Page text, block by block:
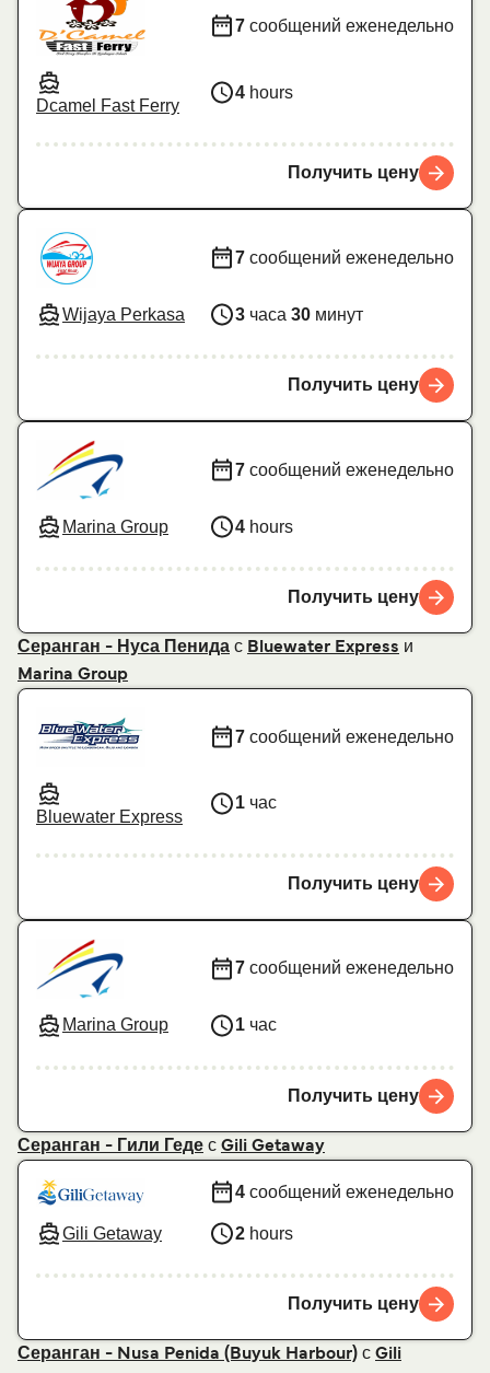
Dcamel Fast Ferry
7 сообщений еженедельно
4 hours
Получить цену
Wijaya Perkasa
7 сообщений еженедельно
3 часа 30 минут
Получить цену
Marina Group
7 сообщений еженедельно
4 hours
Получить цену
Серанган - Нуса Пенида с Bluewater Express и
Marina Group
Bluewater Express
7 сообщений еженедельно
1 час
Получить цену
Marina Group
7 сообщений еженедельно
1 час
Получить цену
Серанган - Гили Геде с Gili Getaway
Gili Getaway
4 сообщений еженедельно
2 hours
Получить цену
Серанган - Nusa Penida (Buyuk Harbour) с Gili